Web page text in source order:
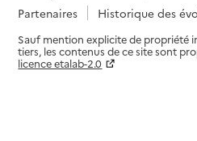
Partenaires
Historique des
Sauf mention explicite de propriété
tiers, les contenus de ce site sont
licence etalab-2.0